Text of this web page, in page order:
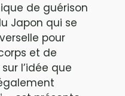
de guérison
Japon qui se
pour
et de
l’idée que